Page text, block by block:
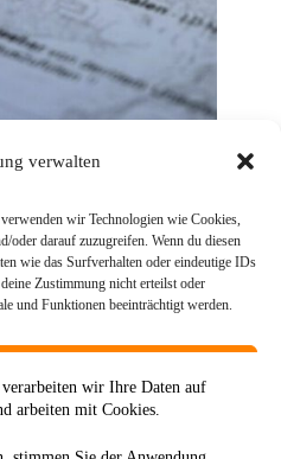
verwalten
wir Technologien wie Cookies,
oder darauf zuzugreifen. Wenn du diesen
wie das Surfverhalten oder eindeutige IDs
Zustimmung nicht erteilst oder
und Funktionen beeinträchtigt werden.
wir Ihre Daten auf
arbeiten mit Cookies.
NRW-Landesregierung